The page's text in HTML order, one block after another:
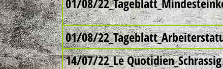
01/08/
01/08/
14/07/22_Le Quotidien_Schrassig